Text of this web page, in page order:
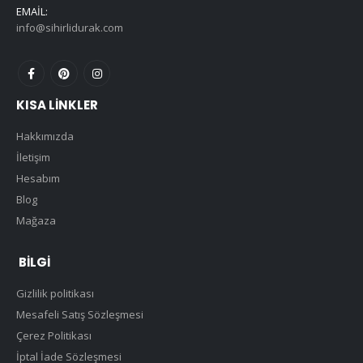
EMAIL:
info@sihirlidurak.com
KISA LINKLER
Hakkımızda
İletişim
Hesabım
Blog
Mağaza
BILGI
Gizlilik politikası
Mesafeli Satış Sözleşmesi
Çerez Politikası
İptal İade Sözleşmesi